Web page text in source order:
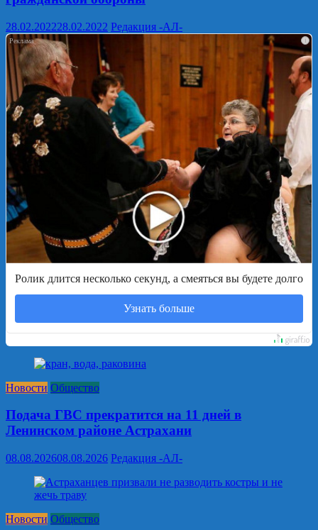
28.02.202228.02.2022 Редакция -АЛ-
i
Ролик длится несколько секунд, а смеяться вы будете долго
Узнать больше
Новости Общество
Подача ГВС прекратится на 11 дней в
Ленинском районе Астрахани
08.08.202608.08.2026 Редакция -АЛ-
Новости Общество